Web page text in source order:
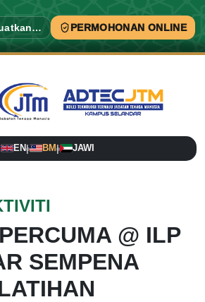
PERMOHONAN ONLINE
EN| BM| JAWI
@ ILP
SEMPENA